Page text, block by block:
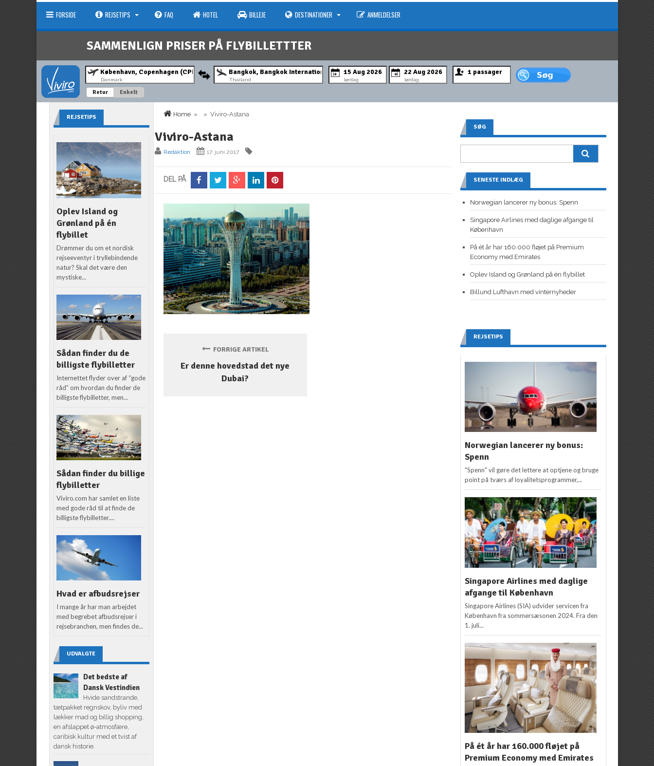
FORSIDE REJSETIPS FAQ HOTEL BILLEJE DESTINATIONER ANMELDELSER
SAMMENLIGN PRISER PÅ FLYBILLETTTER
Danmark Thailand lørdag lørdag
Retur Enkelt
Home » » Viviro-Astana
Viviro-Astana
Redaktion 17. juni 2017
DEL PÅ
FORRIGE ARTIKEL
Er denne hovedstad det nye
Dubai?
REJSETIPS
Oplev Island og
Grønland på én
flybillet
Drømmer du om et nordisk
rejseeventyr i tryllebindende
natur? Skal det være den
mystiske...
Sådan finder du de
billigste flybilletter
Internettet flyder over af “gode
råd” om hvordan du finder de
billigste flybilletter, men...
Sådan finder du billige
flybilletter
Viviro.com har samlet en liste
med gode råd til at finde de
billigste flybilletter....
Hvad er afbudsrejser
I mange år har man arbejdet
med begrebet afbudsrejser i
rejsebranchen, men findes de...
UDVALGTE
Det bedste af
Dansk Vestindien
Hvide sandstrande,
tætpakket regnskov, byliv med
lækker mad og billig shopping,
en afslappet ø-atmosfære,
caribisk kultur med et tvist af
dansk historie.
SØG
SENESTE INDLÆG
Norwegian lancerer ny bonus: Spenn
Singapore Airlines med daglige afgange til
København
På ét år har 160.000 fløjet på Premium
Economy med Emirates
Oplev Island og Grønland på én flybillet
Billund Lufthavn med vinternyheder
REJSETIPS
Norwegian lancerer ny bonus:
Spenn
"Spenn" vil gøre det lettere at optjene og bruge
point på tværs af loyalitetsprogrammer,...
Singapore Airlines med daglige
afgange til København
Singapore Airlines (SIA) udvider servicen fra
København fra sommersæsonen 2024. Fra den
1. juli...
På ét år har 160.000 fløjet på
Premium Economy med Emirates